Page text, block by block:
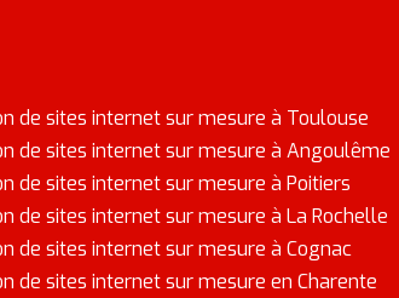
de sites internet sur mesure à Toulouse
de sites internet sur mesure à Angoulême
de sites internet sur mesure à Poitiers
de sites internet sur mesure à La Rochelle
de sites internet sur mesure à Cognac
de sites internet sur mesure en Charente